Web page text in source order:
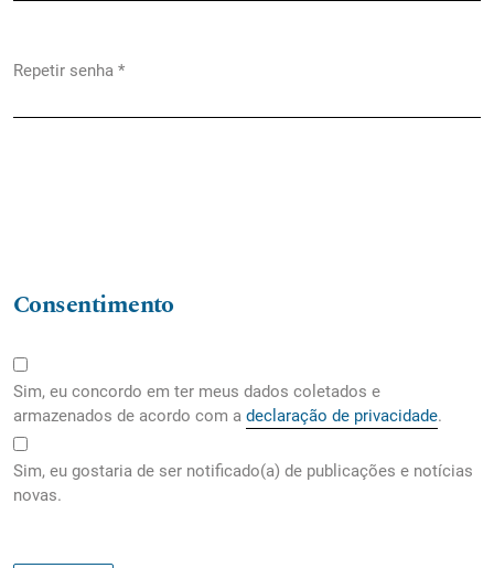
Repetir senha *
Consentimento
Sim, eu concordo em ter meus dados coletados e
armazenados de acordo com a declaração de privacidade.
Sim, eu gostaria de ser notificado(a) de publicações e notícias
novas.